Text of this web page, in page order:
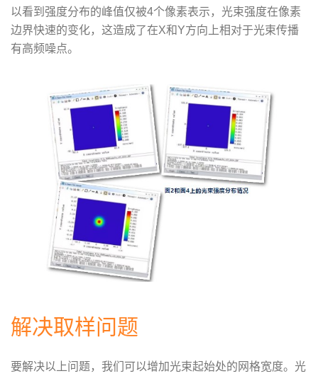
以看到强度分布的峰值仅被4个像素表示，光束强度在像素
边界快速的变化，这造成了在X和Y方向上相对于光束传播
有高频噪点。
解决取样问题
要解决以上问题，我们可以增加光束起始处的网格宽度。光